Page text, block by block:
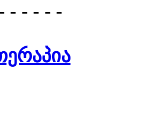
- - - - -